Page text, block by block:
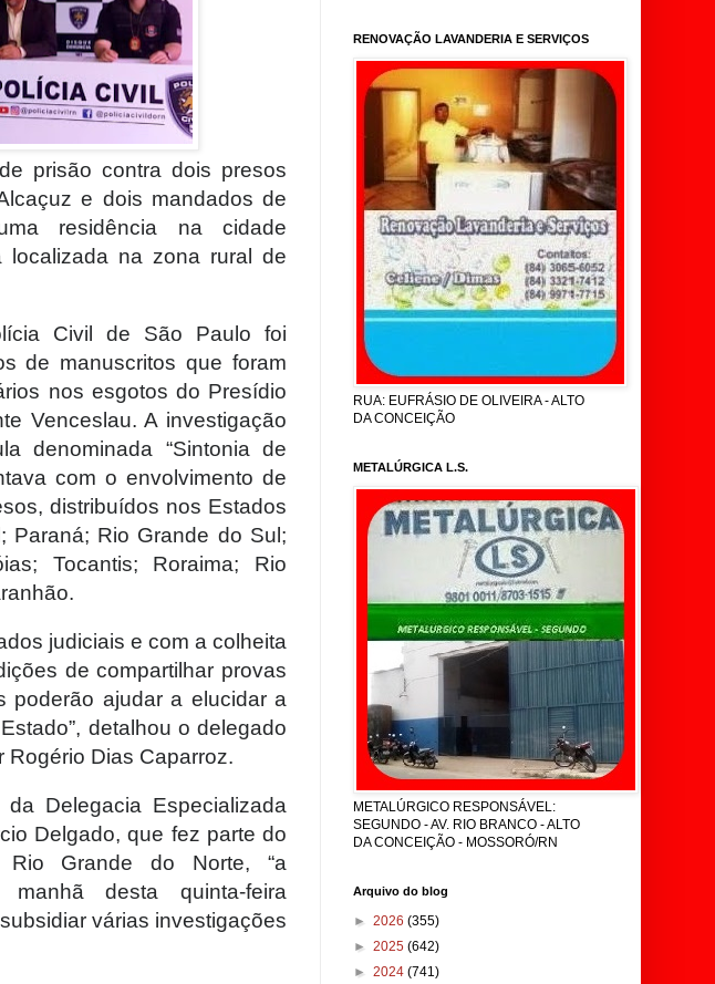
prisão contra dois presos
e dois mandados de
residência na cidade
na zona rural de
Civil de São Paulo foi
de manuscritos que foram
nos esgotos do Presídio
Venceslau. A investigação
denominada “Sintonia de
com o envolvimento de
distribuídos nos Estados
Paraná; Rio Grande do Sul;
Tocantis; Roraima; Rio
judiciais e com a colheita
de compartilhar provas
poderão ajudar a elucidar a
detalhou o delegado
Rogério Dias Caparroz.
Delegacia Especializada
Delgado, que fez parte do
Rio Grande do Norte, “a
desta quinta-feira
várias investigações
RENOVAÇÃO LAVANDERIA E SERVIÇOS
RUA: EUFRÁSIO DE OLIVEIRA - ALTO
DA CONCEIÇÃO
METALÚRGICA L.S.
METALÚRGICO RESPONSÁVEL:
SEGUNDO - AV. RIO BRANCO - ALTO
DA CONCEIÇÃO - MOSSORÓ/RN
Arquivo do blog
► 2026 (355)
► 2025 (642)
► 2024 (741)